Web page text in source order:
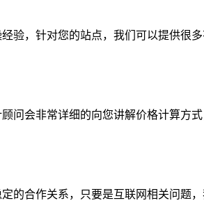
验，针对您的站点，我们可以提供很
问会非常详细的向您讲解价格计算方
的合作关系，只要是互联网相关问题